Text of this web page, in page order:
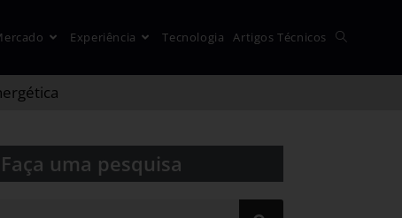
Experiência Tecnologia Artigos Técnicos
Faça uma pesquisa​​